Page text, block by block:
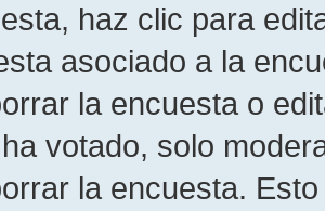
haz clic para
asociado a la
la encuesta o
votado, solo
la encuesta.